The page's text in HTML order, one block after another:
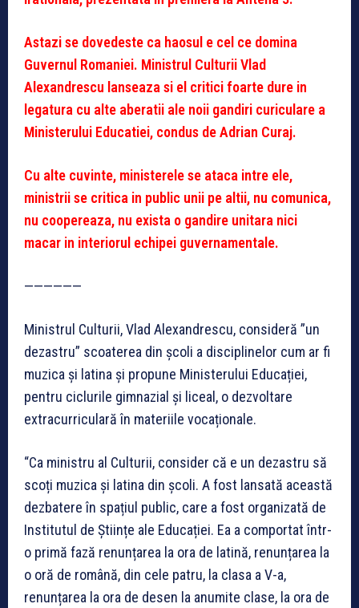
Astazi se dovedeste ca haosul e cel ce domina
Guvernul Romaniei. Ministrul Culturii Vlad
Alexandrescu lanseaza si el critici foarte dure in
legatura cu alte aberatii ale noii gandiri curiculare a
Ministerului Educatiei, condus de Adrian Curaj.
Cu alte cuvinte, ministerele se ataca intre ele,
ministrii se critica in public unii pe altii, nu comunica,
nu coopereaza, nu exista o gandire unitara nici
macar in interiorul echipei guvernamentale.
——————
Ministrul Culturii, Vlad Alexandrescu, consideră ”un
dezastru” scoaterea din școli a disciplinelor cum ar fi
muzica și latina și propune Ministerului Educației,
pentru ciclurile gimnazial și liceal, o dezvoltare
extracurriculară în materiile vocaționale.
“Ca ministru al Culturii, consider că e un dezastru să
scoți muzica și latina din școli. A fost lansată această
dezbatere în spațiul public, care a fost organizată de
Institutul de Științe ale Educației. Ea a comportat într-
o primă fază renunțarea la ora de latină, renunțarea la
o oră de română, din cele patru, la clasa a V-a,
renunțarea la ora de desen la anumite clase, la ora de